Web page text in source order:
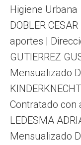
Higiene Urbana
DOBLER
aportes |
GUTIERREZ
Mensualizado
Contratado con
LEDESMA
Mensualizado